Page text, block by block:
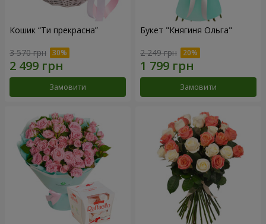
Кошик “Ти прекрасна”
3 570 грн
Замовити
Букет "Княгиня Ольга"
2 249 грн
Замовити